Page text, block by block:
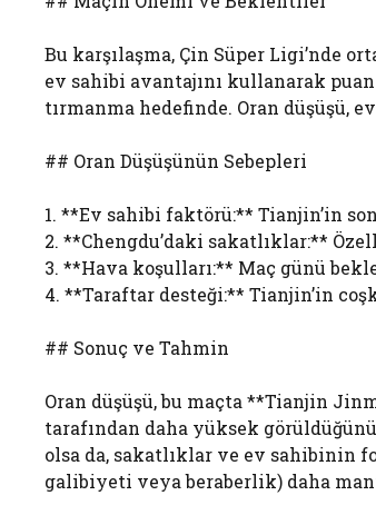
Bu karşılaşma, Çin Süper Ligi’nde
ev sahibi avantajını kullanarak
tırmanma hedefinde. Oran düşüşü,
## Oran Düşüşünün Sebepleri
1. **Ev sahibi faktörü:** Tianjin’in
2. **Chengdu’daki sakatlıklar:**
3. **Hava koşulları:** Maç günü
4. **Taraftar desteği:** Tianjin’in
## Sonuç ve Tahmin
Oran düşüşü, bu maçta **Tianjin
tarafından daha yüksek
olsa da, sakatlıklar ve ev sahibinin
galibiyeti veya beraberlik) daha